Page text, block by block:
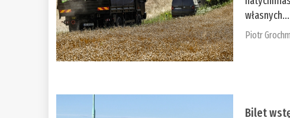
własnych...
Piotr
Bilet